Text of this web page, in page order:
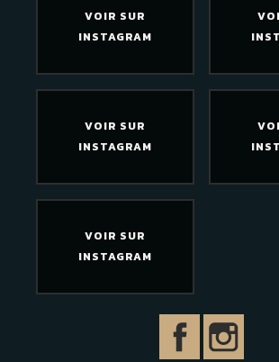
VOIR SUR
INSTAGRAM
VOIR SUR
INSTAGRAM
VOIR SUR
INSTAGRAM